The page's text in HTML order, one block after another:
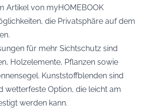
Artikel von myHOMEBOOK
die Privatsphäre auf dem
für mehr Sichtschutz sind
Holzelemente, Pflanzen sowie
Kunststoffblenden sind
wetterfeste Option, die leicht am
werden kann.